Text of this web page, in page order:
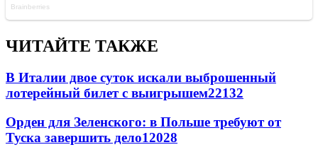
ЧИТАЙТЕ ТАКЖЕ
В Италии двое суток искали выброшенный
лотерейный билет с выигрышем22132
Орден для Зеленского: в Польше требуют от
Туска завершить дело12028